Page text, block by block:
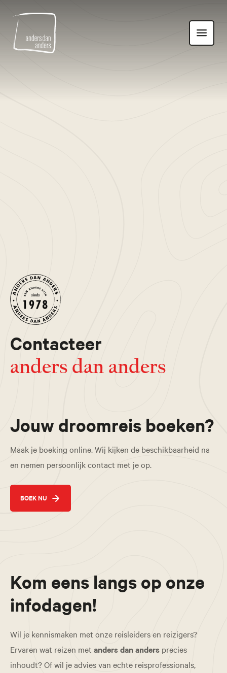
Anders
dan
Anders
Toon
navigatie
Contacteer
anders dan anders
Jouw droomreis boeken?
Maak je boeking online. Wij kijken de beschikbaarheid na
en nemen persoonlijk contact met je op.
BOEK NU
Kom eens langs op onze
infodagen!
Wil je kennismaken met onze reisleiders en reizigers?
Ervaren wat reizen met anders dan anders precies
inhoudt? Of wil je advies van echte reisprofessionals,